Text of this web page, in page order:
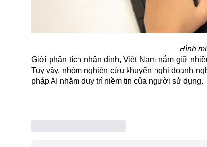
Hình
Giới phân tích nhận định, Việt Nam nắm giữ
Tuy vậy, nhóm nghiên cứu khuyến nghị doanh
phápAI nhằm duy trì niềm tin của người sử dụng.